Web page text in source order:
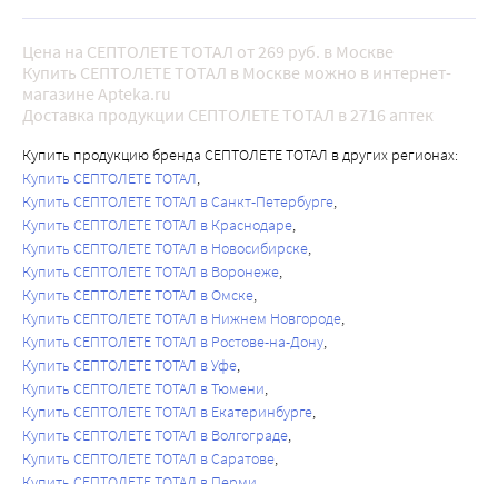
Цена на СЕПТОЛЕТЕ ТОТАЛ от 269 руб. в Москве
Купить СЕПТОЛЕТЕ ТОТАЛ в Москве можно в интернет-
магазине Apteka.ru
Доставка продукции СЕПТОЛЕТЕ ТОТАЛ в 2716 аптек
Купить продукцию бренда СЕПТОЛЕТЕ ТОТАЛ в других регионах:
Купить СЕПТОЛЕТЕ ТОТАЛ
Купить СЕПТОЛЕТЕ ТОТАЛ в Санкт-Петербурге
Купить СЕПТОЛЕТЕ ТОТАЛ в Краснодаре
Купить СЕПТОЛЕТЕ ТОТАЛ в Новосибирске
Купить СЕПТОЛЕТЕ ТОТАЛ в Воронеже
Купить СЕПТОЛЕТЕ ТОТАЛ в Омске
Купить СЕПТОЛЕТЕ ТОТАЛ в Нижнем Новгороде
Купить СЕПТОЛЕТЕ ТОТАЛ в Ростове-на-Дону
Купить СЕПТОЛЕТЕ ТОТАЛ в Уфе
Купить СЕПТОЛЕТЕ ТОТАЛ в Тюмени
Купить СЕПТОЛЕТЕ ТОТАЛ в Екатеринбурге
Купить СЕПТОЛЕТЕ ТОТАЛ в Волгограде
Купить СЕПТОЛЕТЕ ТОТАЛ в Саратове